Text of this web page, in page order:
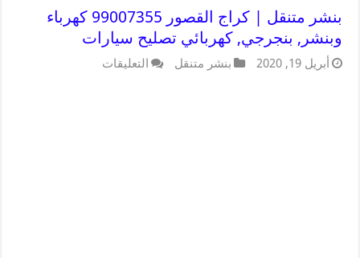
بنشر متنقل | كراج القصور 99007355 كهرباء
وبنشر, بنجرجي, كهربائي تصليح سيارات
أبريل 19, 2020 بنشر متنقل التعليقات